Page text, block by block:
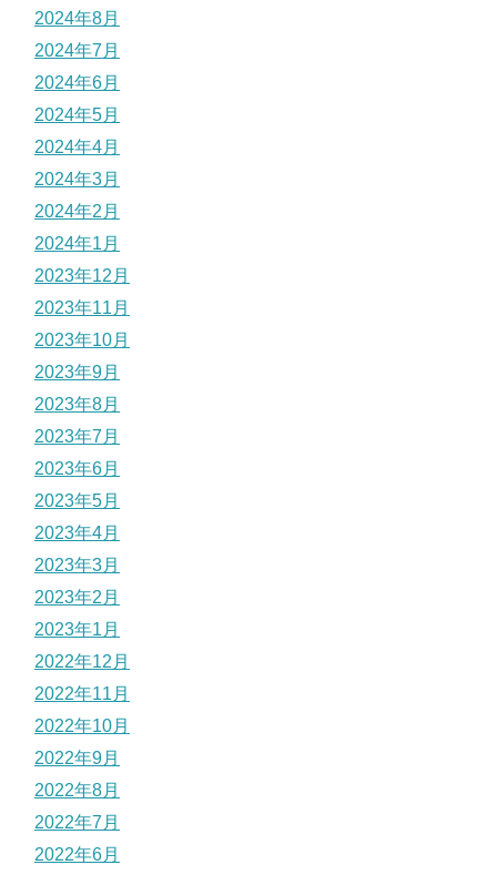
2024年8月
2024年7月
2024年6月
2024年5月
2024年4月
2024年3月
2024年2月
2024年1月
2023年12月
2023年11月
2023年10月
2023年9月
2023年8月
2023年7月
2023年6月
2023年5月
2023年4月
2023年3月
2023年2月
2023年1月
2022年12月
2022年11月
2022年10月
2022年9月
2022年8月
2022年7月
2022年6月